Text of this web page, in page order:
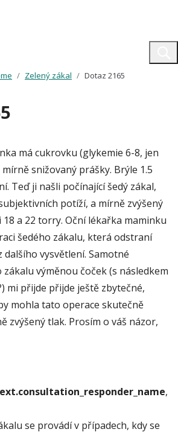
Zelený zákal Dotaz 2165
má cukrovku (glykemie 6-8, jen
snižovaný prášky. Brýle 1.5
Teď ji našli počínající šedý zákal,
potíží, a mírně zvýšený
a 22 torry. Oční lékařka maminku
šedého zákalu, která odstraní
vysvětlení. Samotné
výměnou čoček (s následkem
mi přijde přijde ještě zbytečné,
mohla tato operace skutečně
zvýšený tlak. Prosím o váš názor,
,
se provádí v případech, kdy se